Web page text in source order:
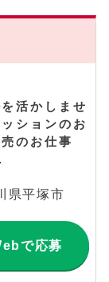
活かしませ
ションのお
のお仕事
県平塚市
で応募